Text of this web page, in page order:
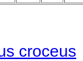
croceus